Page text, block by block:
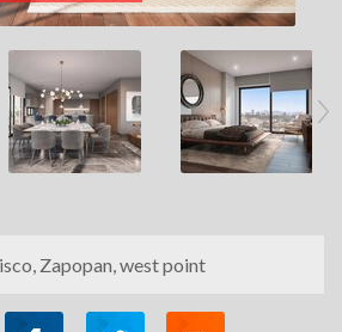
Zapopan, west point